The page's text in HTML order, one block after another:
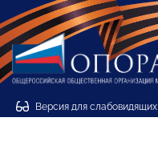
Версия для слабовидящих